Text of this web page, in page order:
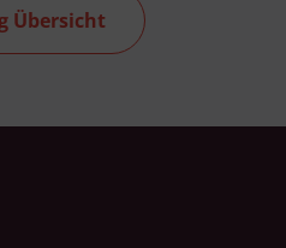
Übersicht